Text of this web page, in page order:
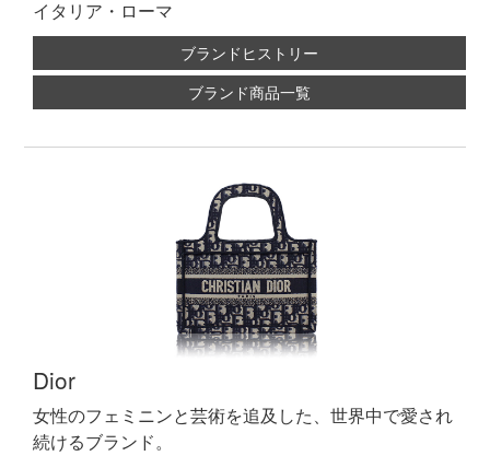
イタリア・ローマ
ブランドヒストリー
ブランド商品一覧
Dior
女性のフェミニンと芸術を追及した、世界中で愛され
続けるブランド。